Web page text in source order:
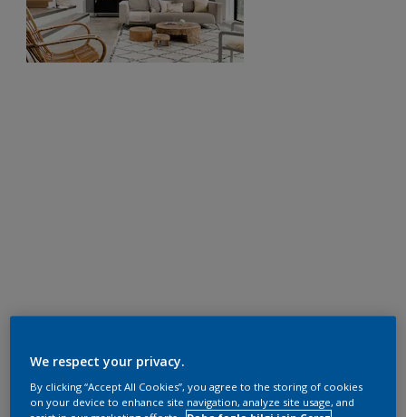
We respect your privacy.
By clicking “Accept All Cookies”, you agree to the storing of cookies
on your device to enhance site navigation, analyze site usage, and